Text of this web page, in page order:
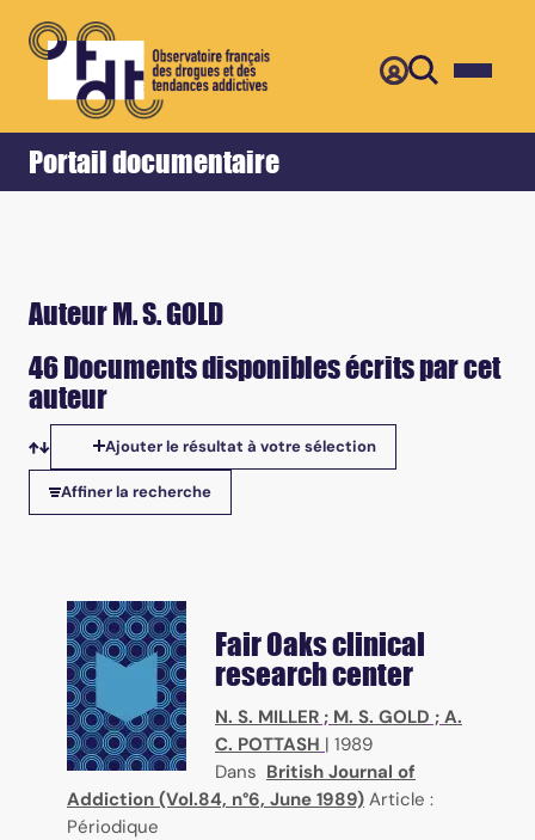
Portail documentaire
Accueil Retour
Auteur M. S. GOLD
46 Documents disponibles écrits par cet
auteur
Tris disponibles
Ajouter le résultat à votre sélection
Affiner la recherche
Fair Oaks clinical
research center
N. S. MILLER ; M. S. GOLD ; A.
C. POTTASH | 1989
Dans British Journal of
Addiction (Vol.84, n°6, June 1989) Article :
Périodique